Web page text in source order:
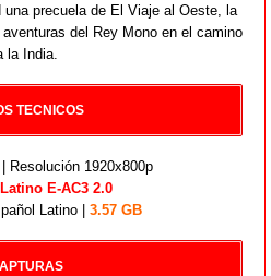
precuela de El Viaje al Oeste, la
del Rey Mono en el camino
la India.
TECNICOS
Resolución 1920x800p
Latino E-AC3 2.0
Latino | 3.57 GB